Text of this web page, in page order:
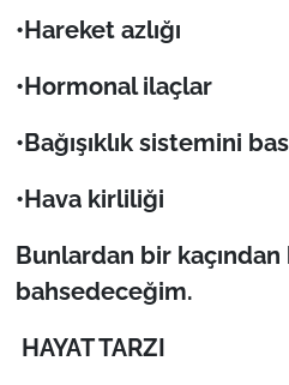
•Hareket azlığı
•Hormonal ilaçlar
•Bağışıklık sistemini
•Hava kirliliği
Bunlardan bir kaçından
bahsedeceğim.
HAYAT TARZI